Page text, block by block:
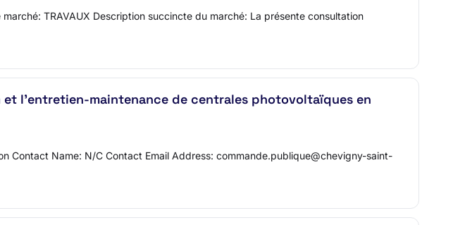
TRAVAUX Description succincte du marché: La présente consultation
l'entretien-maintenance de centrales photovoltaïques en
Contact Name: N/C Contact Email Address: commande.publique@chevigny-saint-